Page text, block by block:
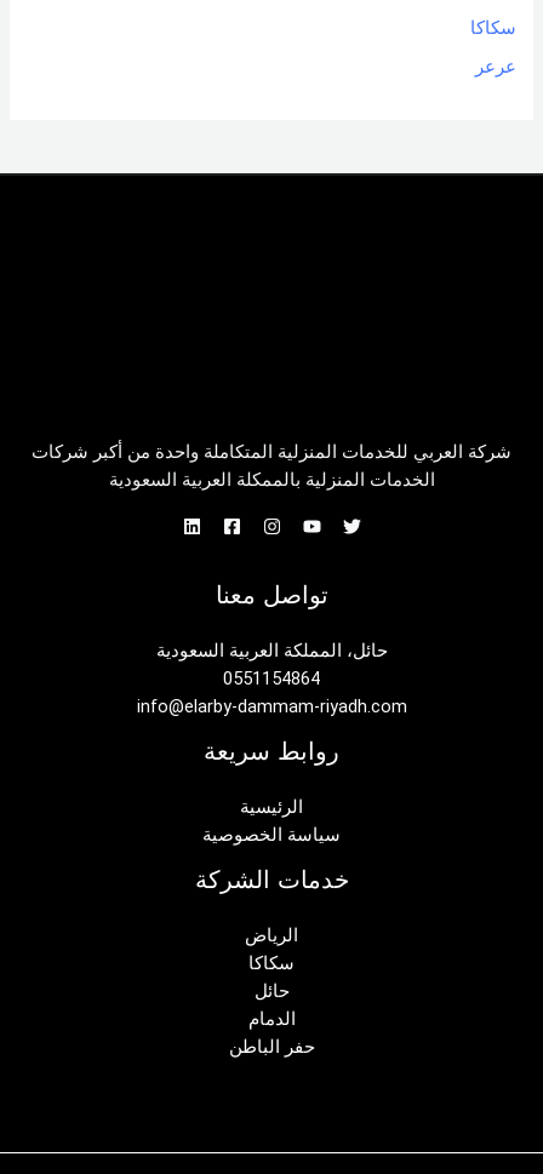
سكاكا
عرعر
شركة العربي للخدمات المنزلية المتكاملة واحدة من أكبر شركات
الخدمات المنزلية بالممكلة العربية السعودية
تواصل معنا
حائل، المملكة العربية السعودية
0551154864
info@elarby-dammam-riyadh.com
روابط سريعة
الرئيسية
سياسة الخصوصية
خدمات الشركة
الرياض
سكاكا
حائل
الدمام
حفر الباطن